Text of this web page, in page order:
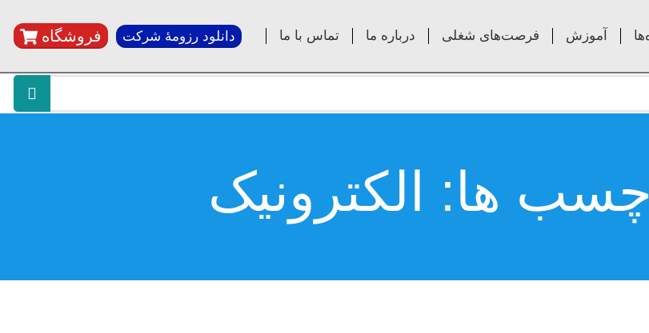
آموزش فرصت‌های شغلی درباره ما تماس با ما دانلود رزومۀ شرکت فروشگاه
ها: الکترونیک